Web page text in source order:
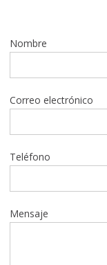
Nombre
Correo electrónico
Teléfono
Mensaje